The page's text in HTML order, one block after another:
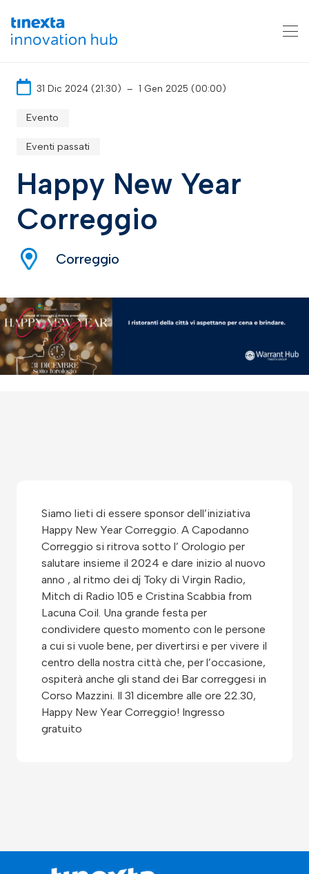
31 Dic 2024 (21:30) – 1 Gen 2025 (00:00)
Evento
Eventi passati
Happy New Year
Correggio
Correggio
Siamo lieti di essere sponsor dell’iniziativa
Happy New Year Correggio. A Capodanno
Correggio si ritrova sotto l’ Orologio per
salutare insieme il 2024 e dare inizio al nuovo
anno , al ritmo dei dj Toky di Virgin Radio,
Mitch di Radio 105 e Cristina Scabbia from
Lacuna Coil. Una grande festa per
condividere questo momento con le persone
a cui si vuole bene, per divertirsi e per vivere il
centro della nostra città che, per l’occasione,
ospiterà anche gli stand dei Bar correggesi in
Corso Mazzini. Il 31 dicembre alle ore 22.30,
Happy New Year Correggio! Ingresso
gratuito